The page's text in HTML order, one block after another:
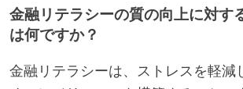
金融リテラシーの質の向上に対す
は何ですか？
金融リテラシーは、ストレスを軽減